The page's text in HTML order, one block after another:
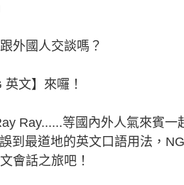
外國人交談嗎？
文】來囉！
Ray......等國內外人氣來賓一
到最道地的英文口語用法，
會話之旅吧！